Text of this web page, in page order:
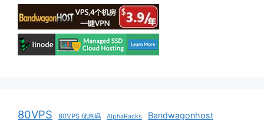
80VPS 80VPS 优惠码 AlphaRacks Bandwagonhost